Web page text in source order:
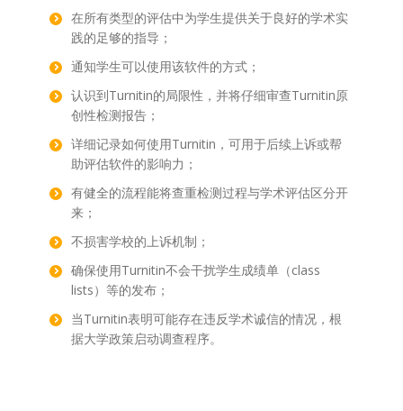
在所有类型的评估中为学生提供关于良好的学术实
践的足够的指导；
通知学生可以使用该软件的方式；
认识到Turnitin的局限性，并将仔细审查Turnitin原
创性检测报告；
详细记录如何使用Turnitin，可用于后续上诉或帮
助评估软件的影响力；
有健全的流程能将查重检测过程与学术评估区分开
来；
不损害学校的上诉机制；
确保使用Turnitin不会干扰学生成绩单（class
lists）等的发布；
当Turnitin表明可能存在违反学术诚信的情况，根
据大学政策启动调查程序。